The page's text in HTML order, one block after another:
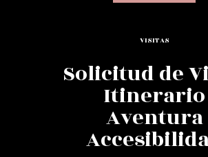
VISITAS
Solicitud de
Itinerario
Aventura